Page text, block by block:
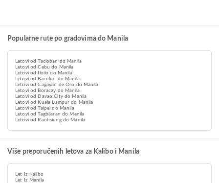
Popularne rute po gradovima do Manila
Letovi od Tacloban do Manila
Letovi od Cebu do Manila
Letovi od Iloilo do Manila
Letovi od Bacolod do Manila
Letovi od Cagayan de Oro do Manila
Letovi od Boracay do Manila
Letovi od Davao City do Manila
Letovi od Kuala Lumpur do Manila
Letovi od Taipei do Manila
Letovi od Tagbilaran do Manila
Letovi od Kaohsiung do Manila
Više preporučenih letova za Kalibo i Manila
Let Iz Kalibo
Let Iz Manila